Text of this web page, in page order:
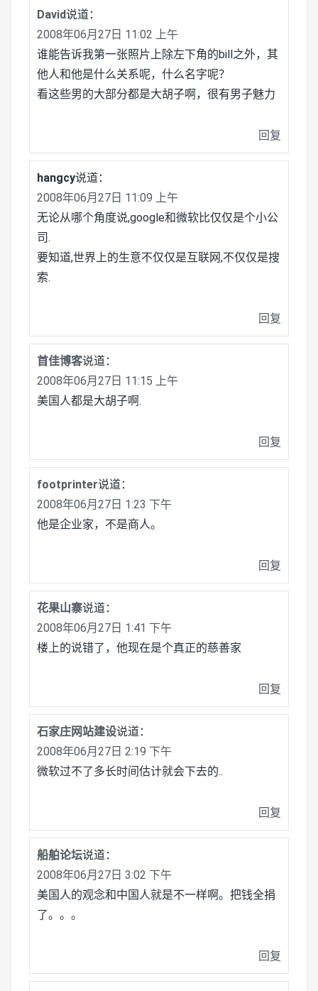
David说道：
2008年06月27日 11:02 上午
谁能告诉我第一张照片上除左下角的bill之外，其
他人和他是什么关系呢，什么名字呢？
看这些男的大部分都是大胡子啊，很有男子魅力
回复
hangcy说道：
2008年06月27日 11:09 上午
无论从哪个角度说,google和微软比仅仅是个小公
司.
要知道,世界上的生意不仅仅是互联网,不仅仅是搜
索.
回复
首佳博客说道：
2008年06月27日 11:15 上午
美国人都是大胡子啊.
回复
footprinter说道：
2008年06月27日 1:23 下午
他是企业家，不是商人。
回复
花果山寨说道：
2008年06月27日 1:41 下午
楼上的说错了，他现在是个真正的慈善家
回复
石家庄网站建设说道：
2008年06月27日 2:19 下午
微软过不了多长时间估计就会下去的..
回复
船舶论坛说道：
2008年06月27日 3:02 下午
美国人的观念和中国人就是不一样啊。把钱全捐
了。。。
回复